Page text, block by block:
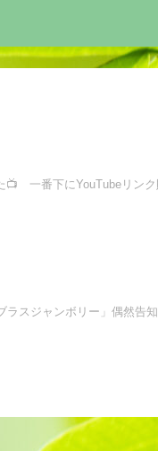
一番下にYouTubeリンク
スジャンボリー」偶然告